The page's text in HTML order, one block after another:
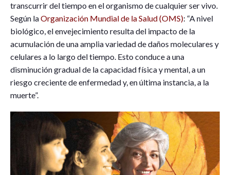
transcurrir del tiempo en el organismo de cualquier ser vivo.
Según laOrganización Mundial de la Salud (OMS): “A nivel
biológico, el envejecimiento resulta del impacto de la
acumulación de una amplia variedad de daños moleculares y
celulares a lo largo del tiempo. Esto conduce a una
disminución gradual de la capacidad física y mental, a un
riesgo creciente de enfermedad y, en última instancia, a la
muerte”.